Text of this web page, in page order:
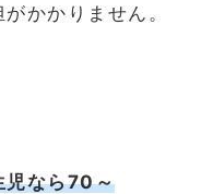
かかりません。
児なら70～